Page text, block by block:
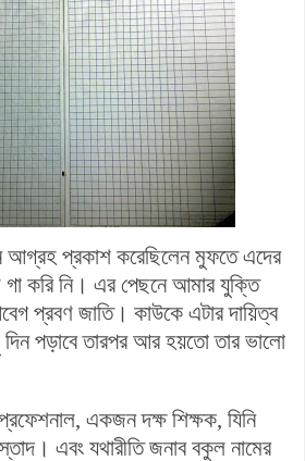
প্রকাশ করেছিলেন মুফতে এদের
করি নি। এর পেছনে আমার যুক্তি
প্রবণ জাতি। কাউকে এটার দায়িত্ব
দিন পড়াবে তারপর আর হয়তো তার ভালো
একজন দক্ষ শিক্ষক, যিনি
এবং যথারীতি জনাব বকুল নামের